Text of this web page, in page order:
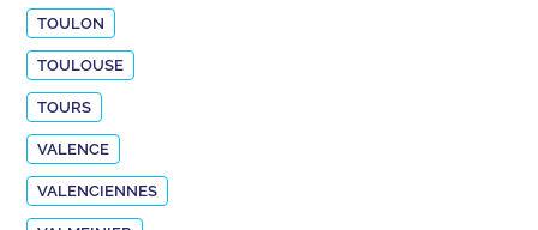
TOULON
TOULOUSE
TOURS
VALENCE
VALENCIENNES